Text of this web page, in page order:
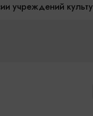
учреждений